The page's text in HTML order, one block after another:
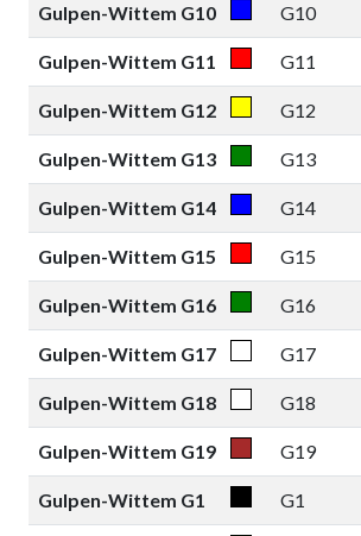
Gulpen-Wittem G10 G10
Gulpen-Wittem G11 G11
Gulpen-Wittem G12 G12
Gulpen-Wittem G13 G13
Gulpen-Wittem G14 G14
Gulpen-Wittem G15 G15
Gulpen-Wittem G16 G16
Gulpen-Wittem G17 G17
Gulpen-Wittem G18 G18
Gulpen-Wittem G19 G19
Gulpen-Wittem G1 G1